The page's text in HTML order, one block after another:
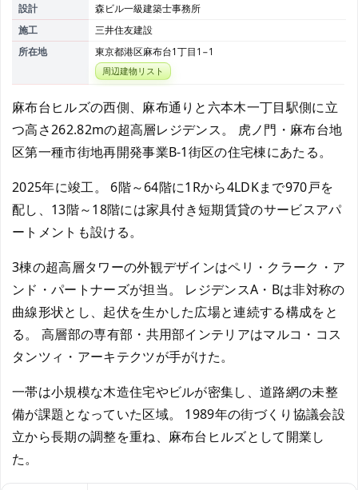
設計
森ビル一級建築士事務所
施工
三井住友建設
所在地
東京都港区麻布台1丁目1−1
周辺建物リスト
麻布台ヒルズの西側、麻布通りと六本木一丁目駅側に立
つ高さ262.82mの超高層レジデンス。 虎ノ門・麻布台地
区第一種市街地再開発事業B-1街区の住宅棟にあたる。
2025年に竣工。 6階～64階に1Rから4LDKまで970戸を
配し、13階～18階には家具付き短期賃貸のサービスアパ
ートメントも設ける。
3棟の超高層タワーの外観デザインはペリ・クラーク・ア
ンド・パートナーズが担当。 レジデンスA・Bは非対称の
曲線形状とし、起伏を生かした広場と連続する構成をと
る。 高層部の専有部・共用部インテリアはマルコ・コス
タンツィ・アーキテクツが手がけた。
一帯は小規模な木造住宅やビルが密集し、道路網の未整
備が課題となっていた区域。 1989年の街づくり協議会設
立から長期の調整を重ね、麻布台ヒルズとして開業し
た。